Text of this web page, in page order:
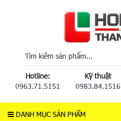
Hotline:
0963.71.5151
Kỹ thuật
0983.84.1516
DANH MỤC SẢN PHẨM